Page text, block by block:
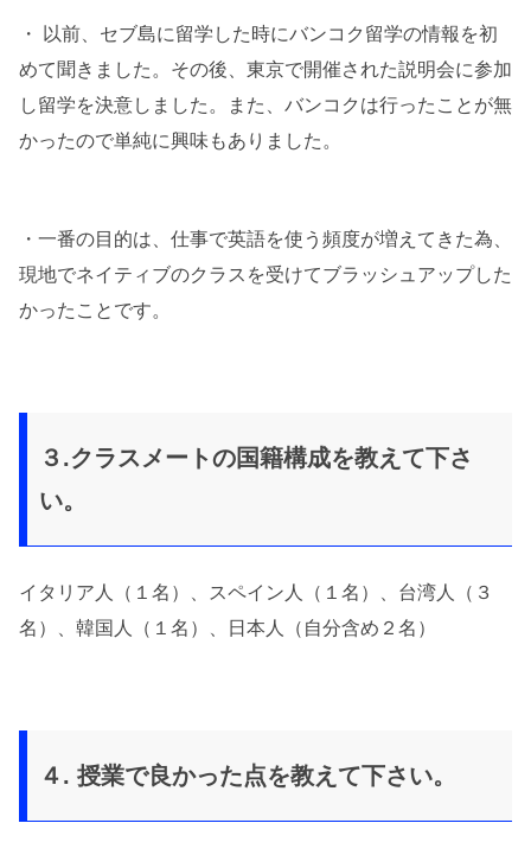
・ 以前、セブ島に留学した時にバンコク留学の情報を初
めて聞きました。その後、東京で開催された説明会に参加
し留学を決意しました。また、バンコクは行ったことが無
かったので単純に興味もありました。
・一番の目的は、仕事で英語を使う頻度が増えてきた為、
現地でネイティブのクラスを受けてブラッシュアップした
かったことです。
３.クラスメートの国籍構成を教えて下さ
い。
イタリア人（１名）、スペイン人（１名）、台湾人（３
名）、韓国人（１名）、日本人（自分含め２名）
４. 授業で良かった点を教えて下さい。